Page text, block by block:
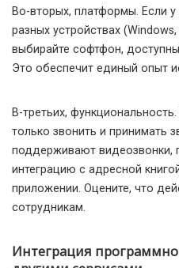
Во-вторых, платформы. Если
разных устройствах
выбирайте софтфон,
Это обеспечит единый опыт
В-третьих,
только звонить и принимать
поддерживают видеозвонки,
интеграцию с адресной
приложении. Оцените, что
сотрудникам.
Интеграция